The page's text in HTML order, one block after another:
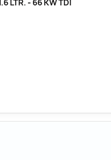
LTR. - 66 KW TDI